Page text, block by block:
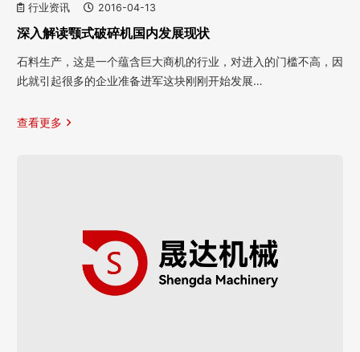
行业资讯 2016-04-13
深入解读颚式破碎机国内发展现状
石料生产，这是一个蕴含巨大商机的行业，对进入的门槛不高，因
此就引起很多的企业准备进军这块刚刚开始发展…
查看更多